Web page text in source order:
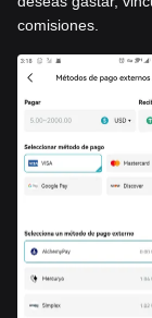
comisiones.